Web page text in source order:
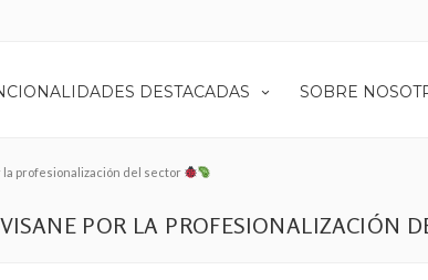
DESTACADAS SOBRE
la profesionalización del sector
POR LA PROFESIONALIZACIÓN